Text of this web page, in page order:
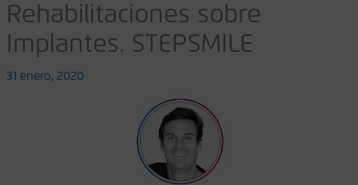
Rehabilitaciones sobre
Implantes. STEPSMILE
31 enero, 2020